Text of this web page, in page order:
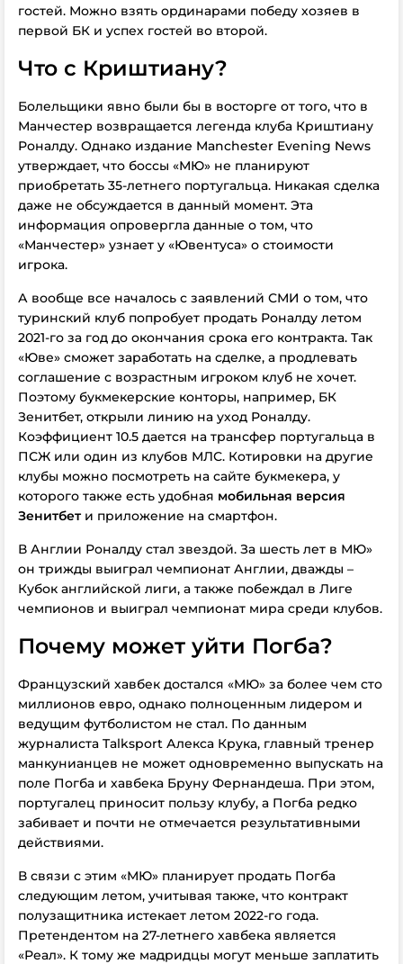
гостей. Можно взять ординарами победу хозяев в
первой БК и успех гостей во второй.
Что с Криштиану?
Болельщики явно были бы в восторге от того, что в
Манчестер возвращается легенда клуба Криштиану
Роналду. Однако издание Manchester Evening News
утверждает, что боссы «МЮ» не планируют
приобретать 35-летнего португальца. Никакая сделка
даже не обсуждается в данный момент. Эта
информация опровергла данные о том, что
«Манчестер» узнает у «Ювентуса» о стоимости
игрока.
А вообще все началось с заявлений СМИ о том, что
туринский клуб попробует продать Роналду летом
2021-го за год до окончания срока его контракта. Так
«Юве» сможет заработать на сделке, а продлевать
соглашение с возрастным игроком клуб не хочет.
Поэтому букмекерские конторы, например, БК
Зенитбет, открыли линию на уход Роналду.
Коэффициент 10.5 дается на трансфер португальца в
ПСЖ или один из клубов МЛС. Котировки на другие
клубы можно посмотреть на сайте букмекера, у
которого также есть удобная мобильная версия
Зенитбети приложение на смартфон.
В Англии Роналду стал звездой. За шесть лет в МЮ»
он трижды выиграл чемпионат Англии, дважды –
Кубок английской лиги, а также побеждал в Лиге
чемпионов и выиграл чемпионат мира среди клубов.
Почему может уйти Погба?
Французский хавбек достался «МЮ» за более чем сто
миллионов евро, однако полноценным лидером и
ведущим футболистом не стал. По данным
журналиста Talksport Алекса Крука, главный тренер
манкунианцев не может одновременно выпускать на
поле Погба и хавбека Бруну Фернандеша. При этом,
португалец приносит пользу клубу, а Погба редко
забивает и почти не отмечается результативными
действиями.
В связи с этим «МЮ» планирует продать Погба
следующим летом, учитывая также, что контракт
полузащитника истекает летом 2022-го года.
Претендентом на 27-летнего хавбека является
«Реал». К тому же мадридцы могут меньше заплатить